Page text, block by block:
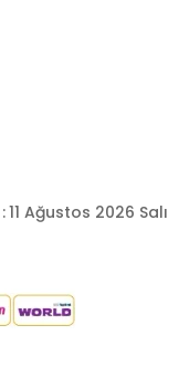
:11 Ağustos 2026 Salı